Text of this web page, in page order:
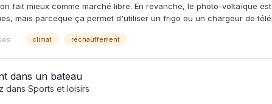
fait mieux comme marché libre. En revanche, le photo-voltaïque
mais parceque ça permet d'utiliser un frigo ou un chargeur de
climat réchauffement
dans un bateau
dans Sports et loisirs